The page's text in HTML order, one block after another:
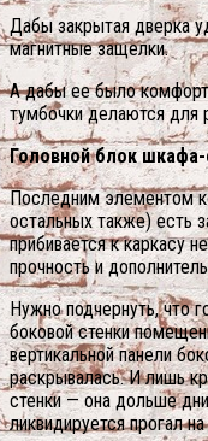
Дабы закрытая дверка
магнитные защелки.
А дабы ее было
тумбочки делаются
Головной блок шкафа-
Последним элементом
остальных также) есть
прибивается к каркасу
прочность и
Нужно подчернуть, что
боковой стенки
вертикальной панели
раскрывалась. И лишь
стенки — она дольше
ликвидируется прогал